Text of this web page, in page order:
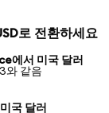
로 전환하세요
에서 미국 달러
와 같음
국 달러